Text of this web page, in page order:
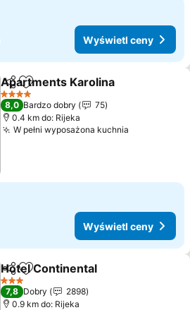
Wyświetl ceny
UdostępnijDodaj do ulubionych
Apartments Karolina
4 Kategoria
8,0 Bardzo dobry
75
0.4 km do: Rijeka
W pełni wyposażona kuchnia
Wyświetl ceny
Udostępnij
Dodaj do ulubionych
Hotel Continental
3 Kategoria
7,8 Dobry
2898
0.9 km do: Rijeka